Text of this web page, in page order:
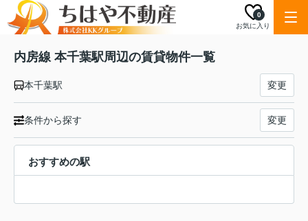
お気に入り
0
内房線 本千葉駅周辺の賃貸物件一覧
本千葉駅 変更
条件から探す 変更
おすすめの駅